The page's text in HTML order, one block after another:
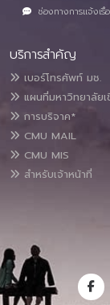
ช่องทางการแจ้งเ
บริการสำคัญ
เบอร์โทรศัพท์ มช.
แผนที่มหาวิทยาลัยเ
การบริจาค*
CMU MAIL
CMU MIS
สำหรับเจ้าหน้าที่